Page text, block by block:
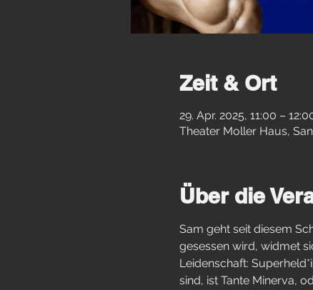
Zeit & Ort
29. Apr. 2025, 11:00 –
Theater Moller Haus,
Über die
Sam geht seit diesem
gesessen wird, widmet
Leidenschaft:
sind, ist Tante Minerva,